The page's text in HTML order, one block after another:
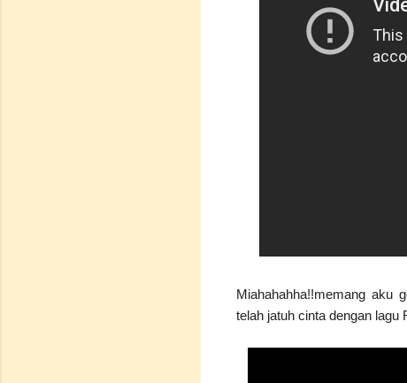
Miahahahha!!memang aku
telah jatuh cinta dengan lagu